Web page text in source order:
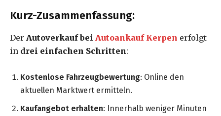
Kurz-Zusammenfassung:
Der Autoverkauf bei Autoankauf Kerpen erfolgt
in drei einfachen Schritten:
Kostenlose Fahrzeugbewertung: Online den
aktuellen Marktwert ermitteln.
Kaufangebot erhalten: Innerhalb weniger Minuten